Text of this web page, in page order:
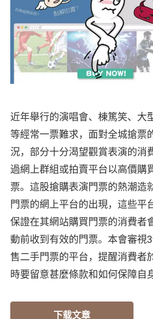
近年舉行的演唱會、棟篤笑、大
等經常一票難求，面對全城搶票
況，部分十分渴望觀賞表演的消
過網上群組或拍賣平台以高價購
票。這股搶購表演門票的熱潮造
門票的網上平台的出現，這些平
保證在其網站購買門票的消費者
動前收到有效的門票。本會審視
售二手門票的平台，提醒消費者
時要留意甚麼條款和如何保障自
下载文章